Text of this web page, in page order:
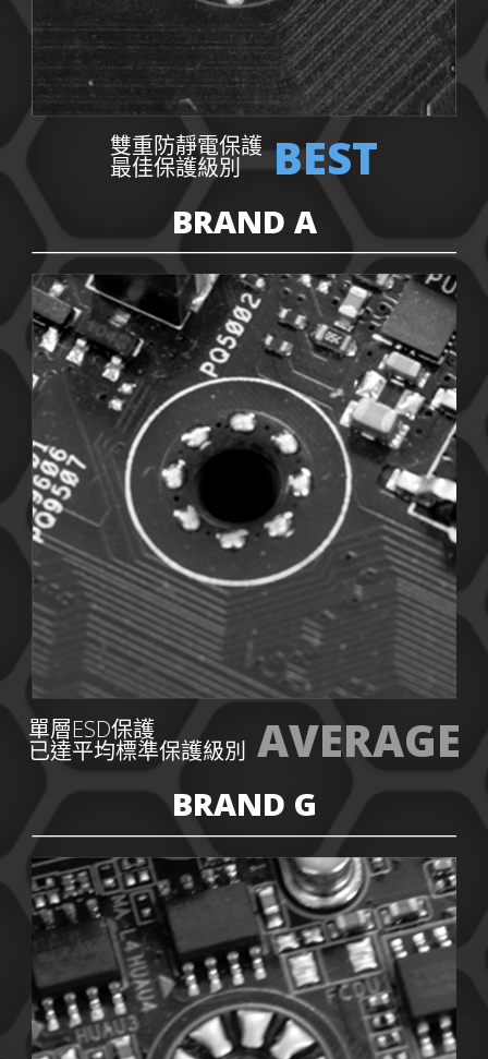
雙重防靜電保護
最佳保護級別 BEST
BRAND A
單層ESD保護
已達平均標準保護級別 AVERAGE
BRAND G